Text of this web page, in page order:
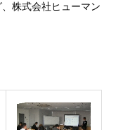
株式会社ヒューマン